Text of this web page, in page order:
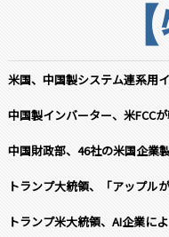
米国、中国製システム連系用
中国製インバーター、米FCC
中国財政部、46社の米国企業
トランプ大統領、「アップル
トランプ米大統領、AI企業に